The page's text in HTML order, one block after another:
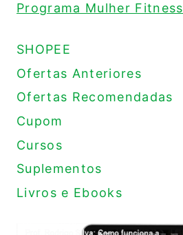
Programa Mulher Fitness
SHOPEE
Ofertas Anteriores
Ofertas Recomendadas
Cupom
Cursos
Suplementos
Livros e Ebooks